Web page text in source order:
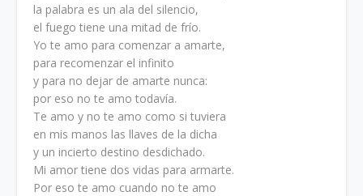
la palabra es un ala del silencio,
el fuego tiene una mitad de frío.
Yo te amo para comenzar a amarte,
para recomenzar el infinito
y para no dejar de amarte nunca:
por eso no te amo todavía.
Te amo y no te amo como si tuviera
en mis manos las llaves de la dicha
y un incierto destino desdichado.
Mi amor tiene dos vidas para armarte.
Por eso te amo cuando no te amo